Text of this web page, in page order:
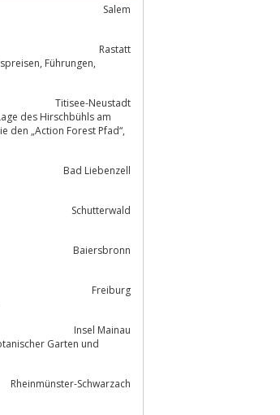
Salem
Rastatt
Titisee-Neustadt
Bad Liebenzell
Schutterwald
Baiersbronn
Freiburg
Insel Mainau
Rheinmünster-Schwarzach